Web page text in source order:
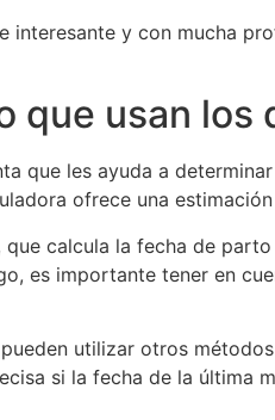
y con mucha
que usan los
que les ayuda a
ofrece una
que calcula la fecha de
es importante tener en
utilizar otros
si la fecha de la última